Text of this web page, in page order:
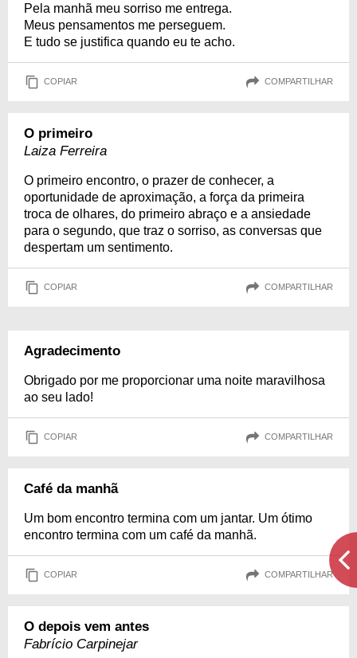
Pela manhã meu sorriso me entrega.
Meus pensamentos me perseguem.
E tudo se justifica quando eu te acho.
COPIAR COMPARTILHAR
O primeiro
Laiza Ferreira
O primeiro encontro, o prazer de conhecer, a
oportunidade de aproximação, a força da primeira
troca de olhares, do primeiro abraço e a ansiedade
para o segundo, que traz o sorriso, as conversas que
despertam um sentimento.
COPIAR COMPARTILHAR
Agradecimento
Obrigado por me proporcionar uma noite maravilhosa
ao seu lado!
COPIAR COMPARTILHAR
Café da manhã
Um bom encontro termina com um jantar. Um ótimo
encontro termina com um café da manhã.
COPIAR COMPARTILHAR
O depois vem antes
Fabrício Carpinejar